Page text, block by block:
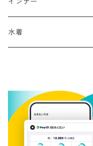
その他
帽子
スカーフ
ストール・マフラー
ロングブーツ
ローファー
その他
リュック
かごバッグ
その他
水着